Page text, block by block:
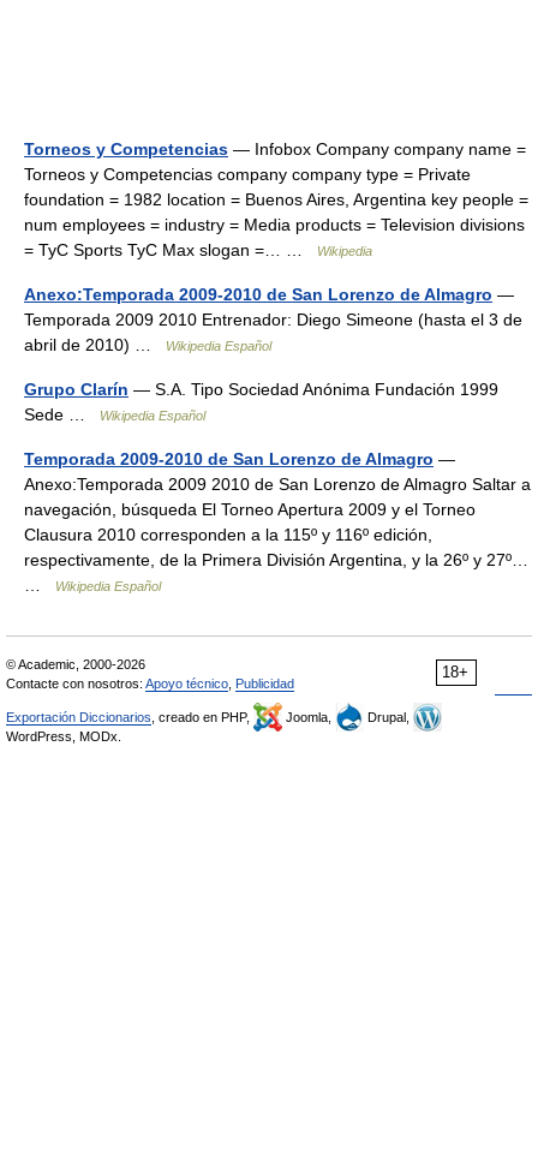
Torneos y Competencias — Infobox Company company name =
Torneos y Competencias company company type = Private
foundation = 1982 location = Buenos Aires, Argentina key people =
num employees = industry = Media products = Television divisions
= TyC Sports TyC Max slogan =… …
Wikipedia
Anexo:Temporada 2009-2010 de San Lorenzo de Almagro —
Temporada 2009 2010 Entrenador: Diego Simeone (hasta el 3 de
abril de 2010) …
Wikipedia Español
Grupo Clarín — S.A. Tipo Sociedad Anónima Fundación 1999
Sede …
Wikipedia Español
Temporada 2009-2010 de San Lorenzo de Almagro —
Anexo:Temporada 2009 2010 de San Lorenzo de Almagro Saltar a
navegación, búsqueda El Torneo Apertura 2009 y el Torneo
Clausura 2010 corresponden a la 115º y 116º edición,
respectivamente, de la Primera División Argentina, y la 26º y 27º…
Wikipedia Español
18+
© Academic, 2000-2026
Contacte con nosotros: Apoyo técnico Publicidad
Exportación Diccionarios , creado en PHP, Joomla,
Drupal,
WordPress, MODx.